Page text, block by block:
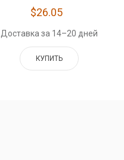
$26.05
Доставка за 14–20 дней
КУПИТЬ